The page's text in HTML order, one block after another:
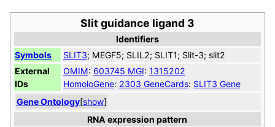
Slit guidance ligand 3
Identifiers
Symbols
SLIT3; MEGF5; SLIL2; SLIT1; Slit-3; slit2
External
IDs
OMIM: 603745 MGI: 1315202
HomoloGene: 2303 GeneCards: SLIT3 Gene
[show]
Gene Ontology
RNA expression pattern